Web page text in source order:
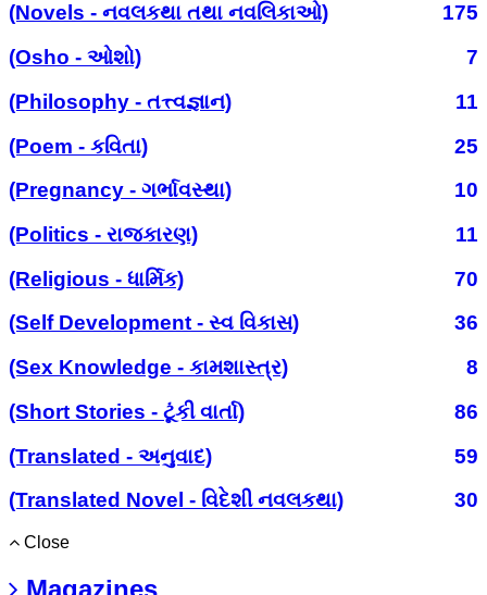
(Novels - નવલકથા તથા નવલિકાઓ)
175
(Osho - ઓશો)
7
(Philosophy - તત્ત્વજ્ઞાન)
11
(Poem - કવિતા)
25
(Pregnancy - ગર્ભાવસ્થા)
10
(Politics - રાજકારણ)
11
(Religious - ધાર્મિક)
70
(Self Development - સ્વ વિકાસ)
36
(Sex Knowledge - કામશાસ્ત્ર)
8
(Short Stories - ટૂંકી વાર્તા)
86
(Translated - અનુવાદ)
59
(Translated Novel - વિદેશી નવલકથા)
30
Close
Magazines